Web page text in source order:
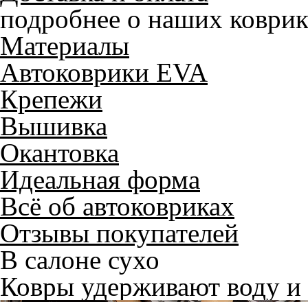
подробнее о наших
Материалы
Автоковрики EVA
Крепежи
Вышивка
Окантовка
Идеальная форма
Всё об автоковриках
Отзывы покупателей
В салоне сухо
Ковры удерживают воду и